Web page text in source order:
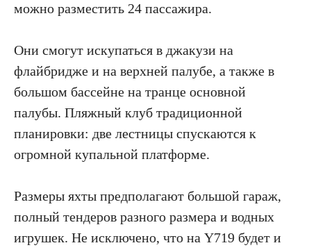
можно разместить 24 пассажира.
Они смогут искупаться в джакузи на
флайбридже и на верхней палубе, а также в
большом бассейне на транце основной
палубы. Пляжный клуб традиционной
планировки: две лестницы спускаются к
огромной купальной платформе.
Размеры яхты предполагают большой гараж,
полный тендеров разного размера и водных
игрушек. Не исключено, что на Y719 будет и